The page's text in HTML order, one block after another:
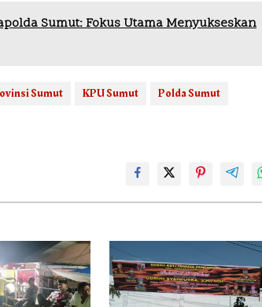
Sumut: Fokus Utama Menyukseskan
Sumut KPU Sumut
Polda Sumut